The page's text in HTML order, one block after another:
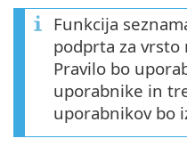
Funkcija
podprta za vrsto
Pravilo bo
uporabnike in
uporabnikov bo